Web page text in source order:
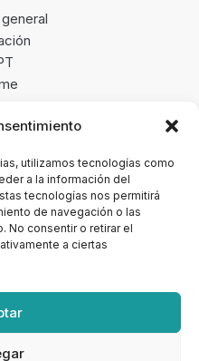
utilizamos tecnologías como
a la información del
tecnologías nos permitirá
de navegación o las
No consentir o retirar el
a ciertas
interés
formo, tu academia de